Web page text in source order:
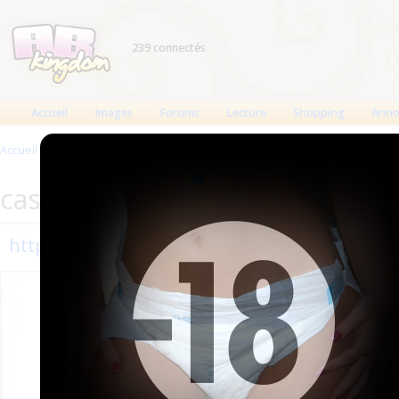
239 connectés
Accueil Images Forums Lecture Shopping
Accueil >
casarural-escalada (Se acepta
https://casarural-escalada.es/
Mis à
mois